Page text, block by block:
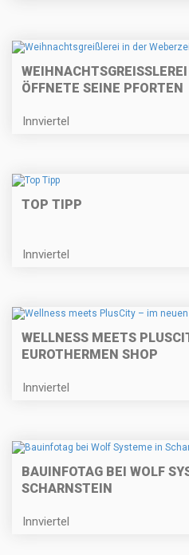
WEIHNACHTSGREISSLEREI
FFNETE SEINE PFORTEN
Innviertel
TOP TIPP
Innviertel
WELLNESS MEETS
EUROTHERMEN SHOP
Innviertel
BAUINFOTAG BEI WOLF
SCHARNSTEIN
Innviertel